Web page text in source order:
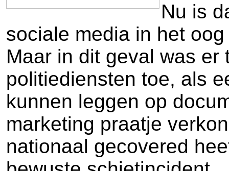
Nu is
sociale media in het
Maar in dit geval was
politiediensten toe, als
kunnen leggen op
marketing praatje
nationaal gecovered